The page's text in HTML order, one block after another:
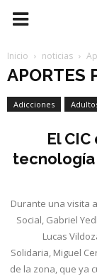
Inicio noticias
APORTES
Adicciones
El
tecnología
Durante una visita
Social, Gabriel
Lucas
Solidaria, Miguel
de la zona, que ya